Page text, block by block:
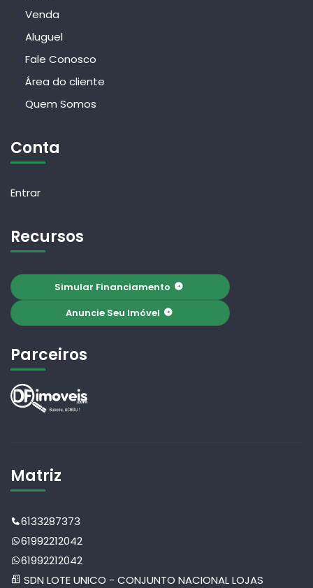
Venda
Aluguel
Fale Conosco
Área do cliente
Quem Somos
Conta
Entrar
Recursos
Simular Financiamento
Anuncie Seu Imóvel
Parceiros
Matriz
6133287373
61992212042
61992212042
SDN LOTE UNICO - CONJUNTO NACIONAL LOJAS